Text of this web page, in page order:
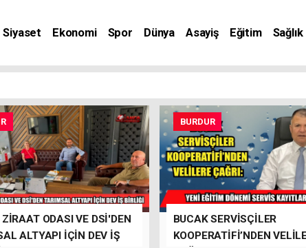
Siyaset Ekonomi Spor Dünya Asayiş Eğitim Sağlık
ODASI VE DSİ'DEN
ALTYAPI İÇİN DEV İŞ
BURDUR
BUCAK SERVİSÇİLER
KOOPERATİFİ’NDEN